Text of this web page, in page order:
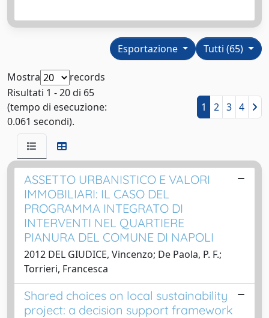
Tutti (65)
Esportazione
Mostra
records
Risultati 1 - 20 di 65
(tempo di esecuzione:
0.061 secondi).
1 2 3 4
ASSETTO URBANISTICO E VALORI
IMMOBILIARI: IL CASO DEL
PROGRAMMA INTEGRATO DI
INTERVENTI NEL QUARTIERE
PIANURA DEL COMUNE DI NAPOLI
2012 DEL GIUDICE, Vincenzo; De Paola, P. F.;
Torrieri, Francesca
Shared choices on local sustainability
project: a decision support framework